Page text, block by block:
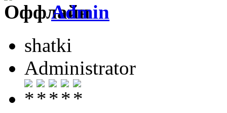
Admin
shatki
Administrator